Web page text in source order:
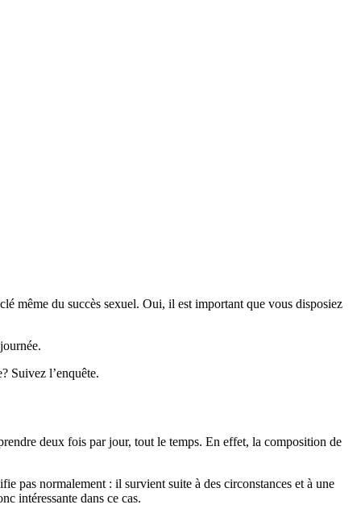
même du succès sexuel. Oui, il est important que vous disposiez
Suivez l’enquête.
deux fois par jour, tout le temps. En effet, la composition de
pas normalement : il survient suite à des circonstances et à une
intéressante dans ce cas.